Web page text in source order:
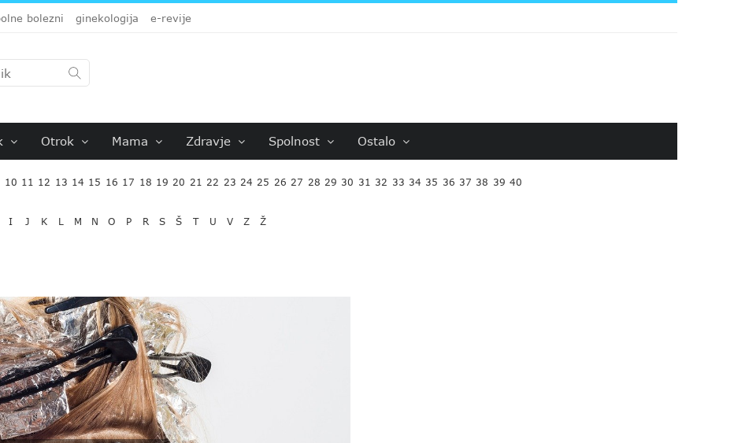
bolezni ginekologija e-revije
Otrok Mama Zdravje Spolnost Ostalo
10 11 12 13 14 15 16 17 18 19 20 21 22 23 24 25 26 27 28 29 30 31 32 33 34 35 36 37 38 39 40
I J K L M N O P R S Š T U V Z Ž